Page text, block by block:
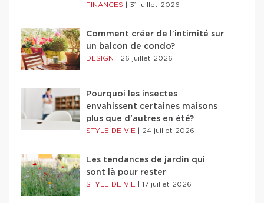
FINANCES 31 juillet 2026
Comment créer de l'intimité sur
un balcon de condo?
DESIGN 26 juillet 2026
Pourquoi les insectes
envahissent certaines maisons
plus que d'autres en été?
STYLE DE VIE 24 juillet 2026
Les tendances de jardin qui
sont là pour rester
STYLE DE VIE 17 juillet 2026